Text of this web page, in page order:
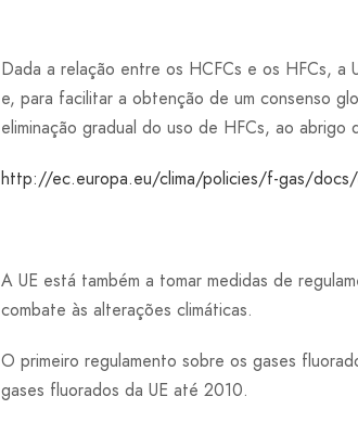
Dada a relação entre os HCFCs e os HFCs, a
e, para facilitar a obtenção de um consenso
eliminação gradual do uso de HFCs, ao
http://ec.europa.eu/clima/policies/f-gas/docs/
A UE está também a tomar medidas de
combate às alterações climáticas.
O primeiro regulamento sobre os gases
gases fluorados da UE até 2010.